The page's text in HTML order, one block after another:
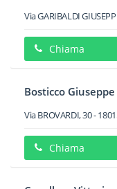
Via GARIBALDI
Chiama
Bosticco Giuseppe
Via BROVARDI, 30-
Chiama